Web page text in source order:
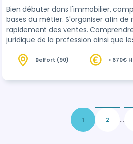
Bien débuter dans l'immobilier,
bases du métier. S'organiser afin de
rapidement des ventes.
juridique de la profession ainsi que
s'adressant à toutes personnes
Belfort (90) > 670€
1 2 ...